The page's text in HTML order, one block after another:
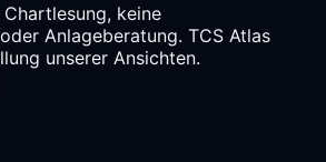
Chartlesung, keine
Anlageberatung. TCS Atlas
unserer Ansichten.